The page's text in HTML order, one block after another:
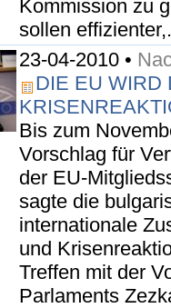
Kommission zu
sollen
23-04-2010 •
DIE EU WIRD
Bis zum
Vorschlag für
der EU-
sagte die
internationale
und
Treffen mit der
Parlaments